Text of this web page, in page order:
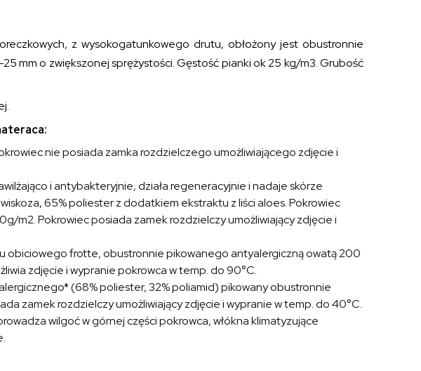
z wysokogatunkowego drutu, obłożony jest obustronnie
mm o zwiększonej sprężystości. Gęstość pianki ok 25 kg/m3. Grubość
nie posiada zamka rozdzielczego umożliwiającego zdjęcie i
i antybakteryjnie, działa regeneracyjnie i nadaje skórze
65% poliester z dodatkiem ekstraktu z liści aloes. Pokrowiec
m2. Pokrowiec posiada zamek rozdzielczy umożliwiający zdjęcie i
obiciowego frotte, obustronnie pikowanego antyalergiczną owatą 200
zdjęcie i wypranie pokrowca w temp. do 90°C.
(68% poliester, 32% poliamid) pikowany obustronnie
zamek rozdzielczy umożliwiający zdjęcie i wypranie w temp. do 40°C.
wilgoć w górnej części pokrowca, włókna klimatyzujące